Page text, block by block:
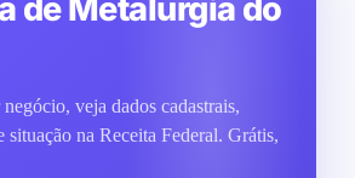
de Metalurgia do
veja dados cadastrais,
na Receita Federal. Grátis,